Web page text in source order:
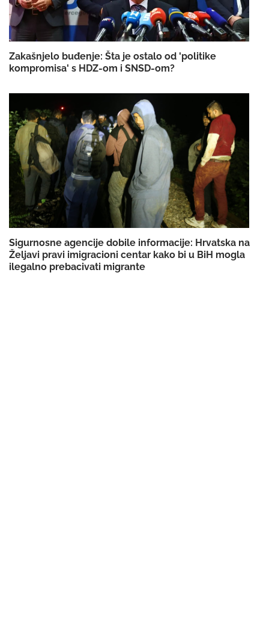
Zakašnjelo buđenje: Šta je ostalo od 'politike
kompromisa' s HDZ-om i SNSD-om?
Sigurnosne agencije dobile informacije: Hrvatska na
Željavi pravi imigracioni centar kako bi u BiH mogla
ilegalno prebacivati migrante